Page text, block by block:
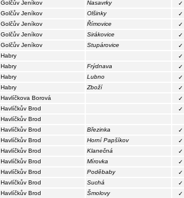
Golčův Jeníkov Nasavrky
✓
Golčův Jeníkov Olšinky
✓
Golčův Jeníkov Římovice
✓
Golčův Jeníkov Sirákovice
✓
Golčův Jeníkov Stupárovice
✓
Habry
✓
Habry Frýdnava
✓
Habry Lubno
✓
Habry Zboží
✓
Havlíčkova Borová
✓
Havlíčkův Brod
✓
Havlíčkův Brod
Havlíčkův Brod Březinka
✓
Havlíčkův Brod Horní Papšíkov
✓
Havlíčkův Brod Klanečná
✓
Havlíčkův Brod Mírovka
✓
Havlíčkův Brod Poděbaby
✓
Havlíčkův Brod Suchá
✓
Havlíčkův Brod Šmolovy
✓